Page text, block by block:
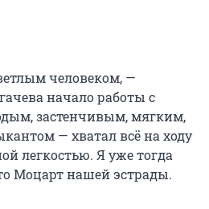
человеком, —
начало работы с
застенчивым, мягким,
— хватал всё на ходу
легкостью. Я уже тогда
Моцарт нашей эстрады.